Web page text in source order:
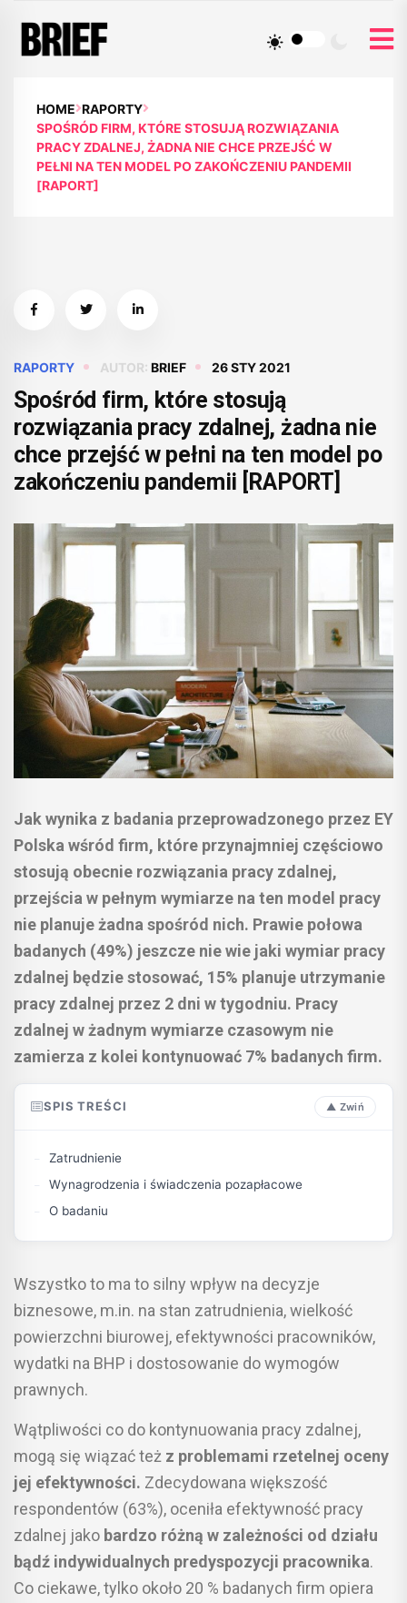
HOME RAPORTY
SPOŚRÓD FIRM, KTÓRE STOSUJĄ ROZWIĄZANIA
PRACY ZDALNEJ, ŻADNA NIE CHCE PRZEJŚĆ W
PEŁNI NA TEN MODEL PO ZAKOŃCZENIU PANDEMII
[RAPORT]
RAPORTY AUTOR: BRIEF 26 STY 2021
Spośród firm, które stosują
rozwiązania pracy zdalnej, żadna nie
chce przejść w pełni na ten model po
zakończeniu pandemii [RAPORT]
Jak wynika z badania przeprowadzonego przez EY
Polska wśród firm, które przynajmniej częściowo
stosują obecnie rozwiązania pracy zdalnej,
przejścia w pełnym wymiarze na ten model pracy
nie planuje żadna spośród nich. Prawie połowa
badanych (49%) jeszcze nie wie jaki wymiar pracy
zdalnej będzie stosować, 15% planuje utrzymanie
pracy zdalnej przez 2 dni w tygodniu. Pracy
zdalnej w żadnym wymiarze czasowym nie
zamierza z kolei kontynuować 7% badanych firm.
SPIS TREŚCI
Zatrudnienie
Wynagrodzenia i świadczenia pozapłacowe
O badaniu
Wszystko to ma to silny wpływ na decyzje
biznesowe, m.in. na stan zatrudnienia, wielkość
powierzchni biurowej, efektywności pracowników,
wydatki na BHP i dostosowanie do wymogów
prawnych.
Wątpliwości co do kontynuowania pracy zdalnej,
mogą się wiązać też z problemami rzetelnej oceny
jej efektywności. Zdecydowana większość
respondentów (63%), oceniła efektywność pracy
zdalnej jako bardzo różną w zależności od działu
bądź indywidualnych predyspozycji pracownika.
Co ciekawe, tylko około 20 % badanych firm opiera